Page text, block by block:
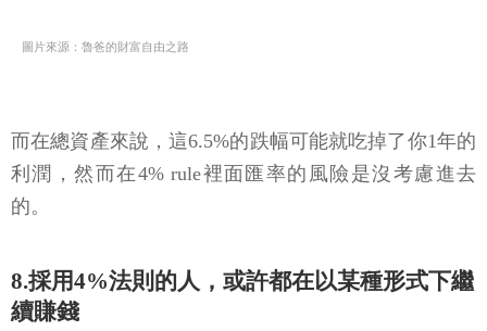
圖片來源：魯爸的財富自由之路
而在總資產來說，這6.5%的跌幅可能就吃掉了你1年的
利潤，然而在4% rule裡面匯率的風險是沒考慮進去
的。
8.採用4%法則的人，或許都在以某種形式下繼
續賺錢